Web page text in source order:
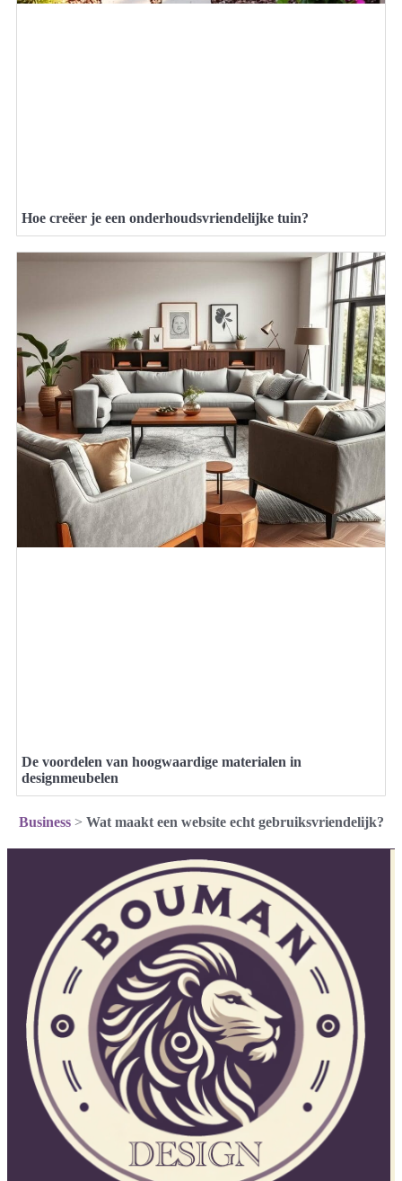
Hoe creëer je een onderhoudsvriendelijke tuin?
De voordelen van hoogwaardige materialen in
designmeubelen
Business> Wat maakt een website echt gebruiksvriendelijk?